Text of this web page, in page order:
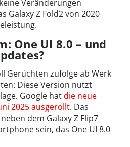
Veränderungen
Galaxy Z Fold2 von 2020
One UI 8.0 – und
Gerüchten zufolge ab Werk
Diese Version nutzt
Google hatdie neue
2025 ausgerollt. Das
dem Galaxy Z Flip7
sein, das One UI 8.0